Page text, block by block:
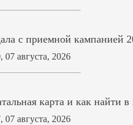
с приемной кампанией
07 августа, 2026
карта и как найти
07 августа, 2026